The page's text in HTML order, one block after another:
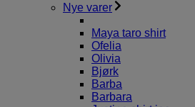
Nye varer
Maya taro shirt
Ofelia
Olivia
Bjørk
Barba
Barbara